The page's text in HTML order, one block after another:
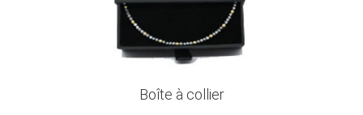
Boîte à collier